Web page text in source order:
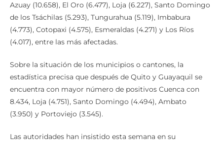
Azuay (10.658), El Oro (6.477), Loja (6.227), Santo Domingo
de los Tsáchilas (5.293), Tungurahua (5.119), Imbabura
(4.773), Cotopaxi (4.575), Esmeraldas (4.271) y Los Ríos
(4.017), entre las más afectadas.
Sobre la situación de los municipios o cantones, la
estadística precisa que después de Quito y Guayaquil se
encuentra con mayor número de positivos Cuenca con
8.434, Loja (4.751), Santo Domingo (4.494), Ambato
(3.950) y Portoviejo (3.545).
Las autoridades han insistido esta semana en su